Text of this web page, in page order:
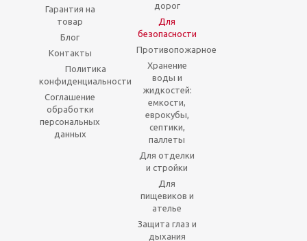
Гарантия на
товар
Блог
Контакты
Политика
конфиденциальности
Соглашение
обработки
персональных
данных
дорог
Для
безопасности
Противопожарное
Хранение
воды и
жидкостей:
емкости,
еврокубы,
септики,
паллеты
Для отделки
и стройки
Для
пищевиков и
ателье
Защита глаз и
дыхания